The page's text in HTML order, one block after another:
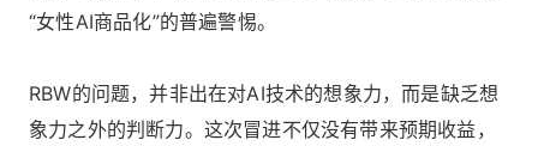
“女性AI商品化”的普遍警惕。
RBW的问题，并非出在对AI技术的想象力，而是缺乏想
象力之外的判断力。这次冒进不仅没有带来预期收益，